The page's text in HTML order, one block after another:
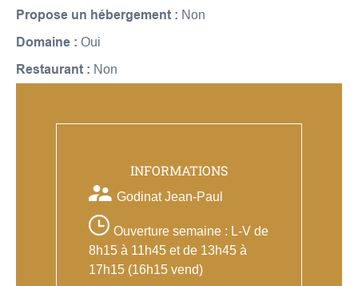
Propose un hébergement : Non
Domaine : Oui
Restaurant : Non
INFORMATIONS
Godinat Jean-Paul
Ouverture semaine : L-V de
8h15 à 11h45 et de 13h45 à
17h15 (16h15 vend)